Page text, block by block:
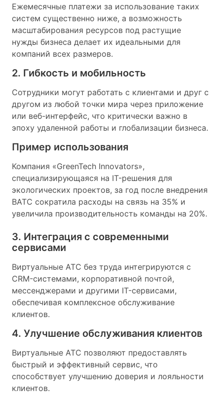
Ежемесячные платежи за использование таких
систем существенно ниже, а возможность
масштабирования ресурсов под растущие
нужды бизнеса делает их идеальными для
компаний всех размеров.
2. Гибкость и мобильность
Сотрудники могут работать с клиентами и друг с
другом из любой точки мира через приложение
или веб-интерфейс, что критически важно в
эпоху удаленной работы и глобализации бизнеса.
Пример использования
Компания «GreenTech Innovators»,
специализирующаяся на IT-решения для
экологических проектов, за год после внедрения
ВАТС сократила расходы на связь на 35% и
увеличила производительность команды на 20%.
3. Интеграция с современными
сервисами
Виртуальные АТС без труда интегрируются с
CRM-системами, корпоративной почтой,
мессенджерами и другими IT-сервисами,
обеспечивая комплексное обслуживание
клиентов.
4. Улучшение обслуживания клиентов
Виртуальные АТС позволяют предоставлять
быстрый и эффективный сервис, что
способствует улучшению доверия и лояльности
клиентов.